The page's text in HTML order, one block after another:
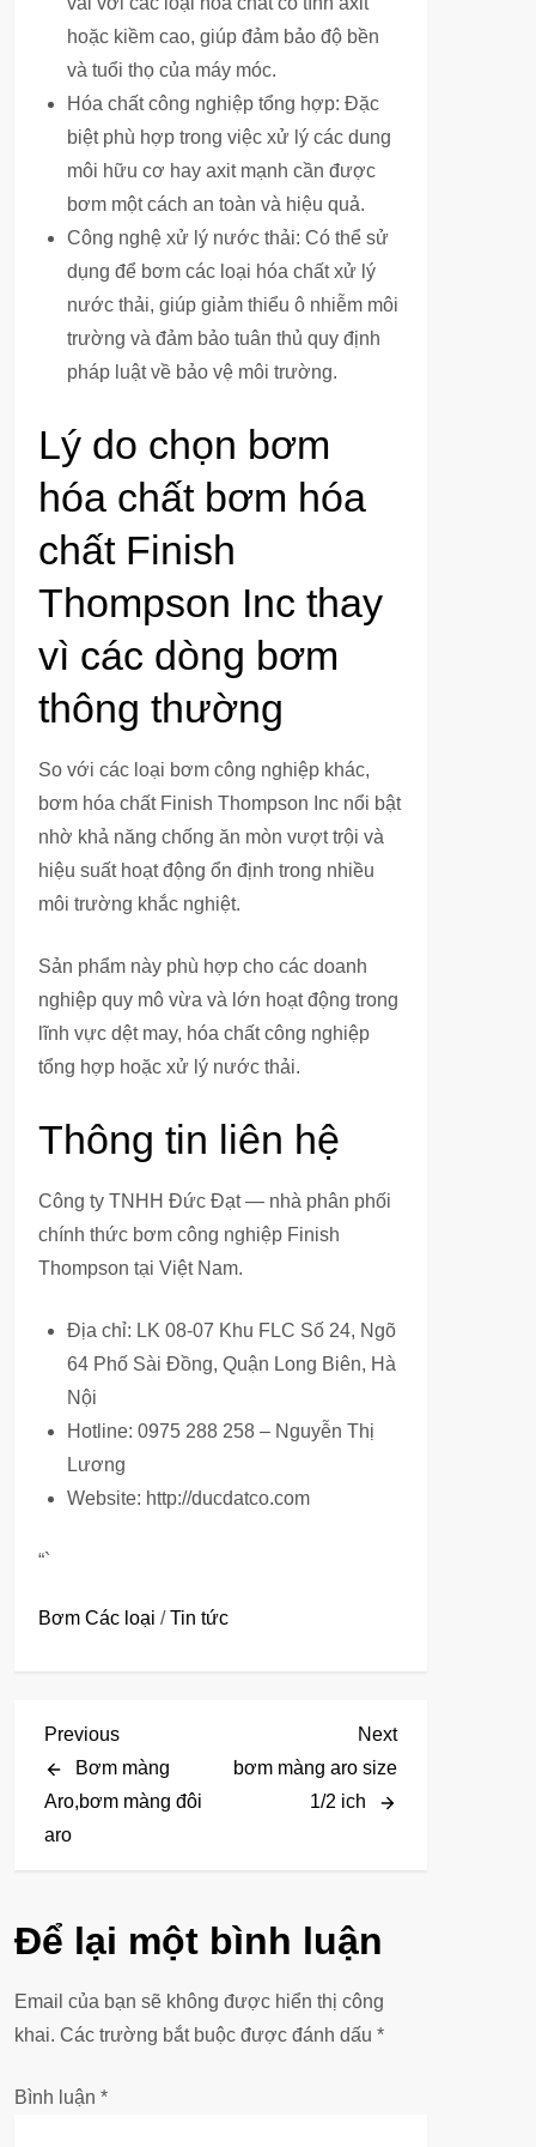
hoặc kiềm cao, giúp đảm bảo độ bền
và tuổi thọ của máy móc.
Hóa chất công nghiệp tổng hợp: Đặc
biệt phù hợp trong việc xử lý các dung
môi hữu cơ hay axit mạnh cần được
bơm một cách an toàn và hiệu quả.
Công nghệ xử lý nước thải: Có thể sử
dụng để bơm các loại hóa chất xử lý
nước thải, giúp giảm thiểu ô nhiễm môi
trường và đảm bảo tuân thủ quy định
pháp luật về bảo vệ môi trường.
Lý do chọn bơm
hóa chất bơm hóa
chất Finish
Thompson Inc thay
vì các dòng bơm
thông thường
So với các loại bơm công nghiệp khác,
bơm hóa chất Finish Thompson Inc nổi bật
nhờ khả năng chống ăn mòn vượt trội và
hiệu suất hoạt động ổn định trong nhiều
môi trường khắc nghiệt.
Sản phẩm này phù hợp cho các doanh
nghiệp quy mô vừa và lớn hoạt động trong
lĩnh vực dệt may, hóa chất công nghiệp
tổng hợp hoặc xử lý nước thải.
Thông tin liên hệ
Công ty TNHH Đức Đạt — nhà phân phối
chính thức bơm công nghiệp Finish
Thompson tại Việt Nam.
Địa chỉ: LK 08-07 Khu FLC Số 24, Ngõ
64 Phố Sài Đồng, Quận Long Biên, Hà
Nội
Hotline: 0975 288 258 – Nguyễn Thị
Lương
Website: http://ducdatco.com
“`
Bơm Các loại /Tin tức
Đ
i
ề
h
ư
n
Previous
Post
Previous
Bơm màng
Aro,bơm màng đôi
aro
Next
Post
Next
bơm màng aro size
1/2 ich
Để lại một bình luận
Email của bạn sẽ không được hiển thị công
khai. Các trường bắt buộc được đánh dấu *
Bình luận *